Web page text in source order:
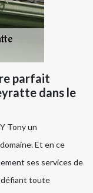
parfait
dans le
Tony un
Et en ce
ses services de
défiant toute